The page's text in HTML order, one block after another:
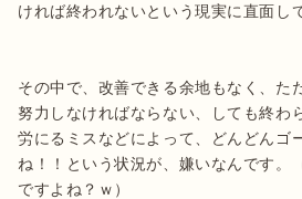
ければ終われないという現実に直面し
その中で、改善できる余地もなく、た
努力しなければならない、しても終わ
労にるミスなどによって、どんどんゴ
ね！！という状況が、嫌いなんです。
ですよね？ｗ）